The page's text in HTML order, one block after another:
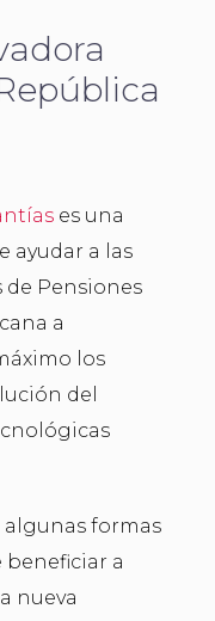
es una
ayudar a las
de Pensiones
a
los
del
formas
beneficiar a
nueva